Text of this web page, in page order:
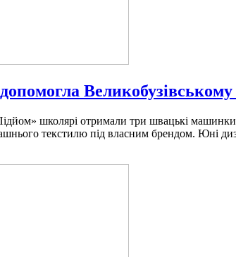
школярі отримали три швацькі
текстилю під власним брендом. Юні